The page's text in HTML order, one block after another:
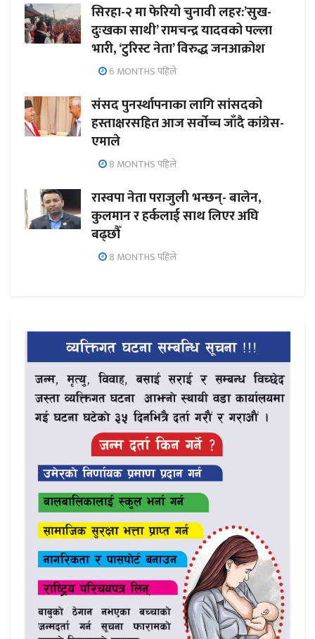
सिरहा-२ मा फेरियो चुनावी लहर:’सुख-
दुःखका साथी’ रामचन्द्र यादवको पल्ला
भारी, ‘टुरिस्ट नेता’ विरुद्ध जनआक्रोश
6 MONTHS पहिले
संसद पुनर्स्थापनाका लागि सांसदको
हस्ताक्षरसहित आज सर्वोच्च जाँदै कांग्रेस-
एमाले
8 MONTHS पहिले
रास्वपा नेता पराजुली भन्छन्- बालेन,
कुलमान र हर्कलाई साथ लिएर अघि
बढ्छौँ
8 MONTHS पहिले